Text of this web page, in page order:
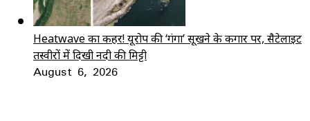
Heatwave का कहर! यूरोप की ‘गंगा’ सूखने के कगार पर, सैटेलाइट
तस्वीरों में दिखी नदी की मिट्टी
August 6, 2026